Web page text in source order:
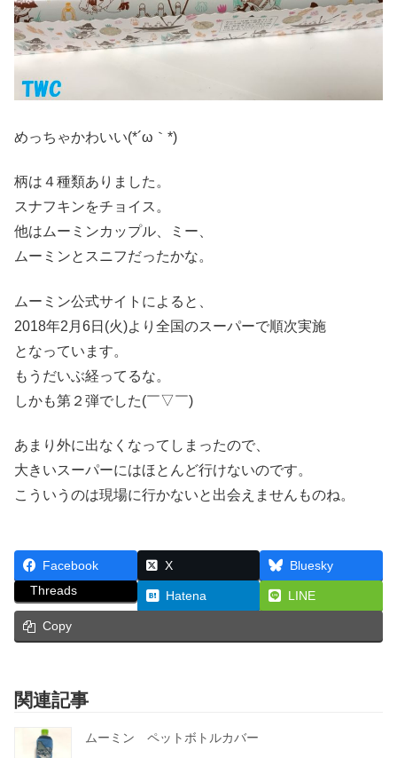
めっちゃかわいい(*´ω｀*)
柄は４種類ありました。
スナフキンをチョイス。
他はムーミンカップル、ミー、
ムーミンとスニフだったかな。
ムーミン公式サイトによると、
2018年2月6日(火)より全国のスーパーで順次実施
となっています。
もうだいぶ経ってるな。
しかも第２弾でした(￣▽￣)
あまり外に出なくなってしまったので、
大きいスーパーにはほとんど行けないのです。
こういうのは現場に行かないと出会えませんものね。
Facebook X
Bluesky
Threads
Hatena LINE
Copy
関連記事
ムーミン ペットボトルカバー